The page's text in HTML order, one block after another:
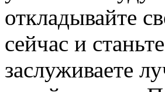
откладывайте
сейчас и
заслуживаете